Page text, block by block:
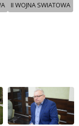
II WOJNA SWIATOWA